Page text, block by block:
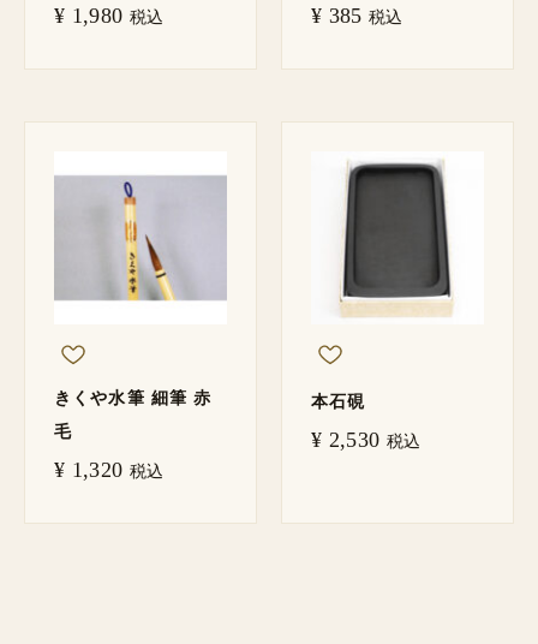
¥ 1,980 税込 ¥ 385 税込
きくや水筆 細筆 赤
毛
¥ 1,320 税込
本石硯
¥ 2,530 税込